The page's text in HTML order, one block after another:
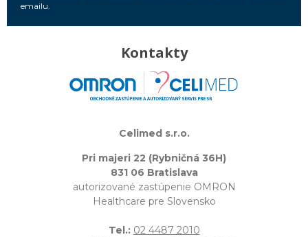
emailu.
Kontakty
Celimed s.r.o.
Pri majeri 22 (Rybničná 36H)
831 06 Bratislava
autorizované zastúpenie OMRON
Healthcare pre Slovensko
Tel.: 02 4487 2010